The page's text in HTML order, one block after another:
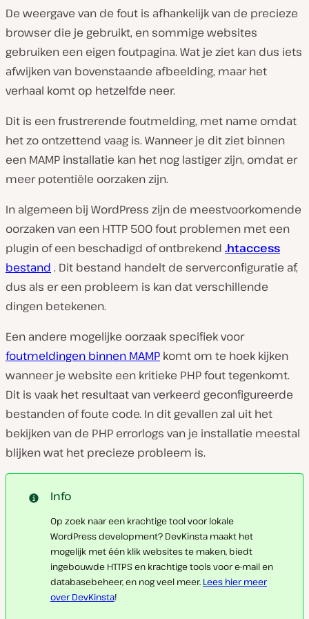
De weergave van de fout is afhankelijk van de precieze
browser die je gebruikt, en sommige websites
gebruiken een eigen foutpagina. Wat je ziet kan dus iets
afwijken van bovenstaande afbeelding, maar het
verhaal komt op hetzelfde neer.
Dit is een frustrerende foutmelding, met name omdat
het zo ontzettend vaag is. Wanneer je dit ziet binnen
een MAMP installatie kan het nog lastiger zijn, omdat er
meer potentiële oorzaken zijn.
In algemeen bij WordPress zijn de meestvoorkomende
oorzaken van een HTTP 500 fout problemen met een
plugin of een beschadigd of ontbrekend .htaccess
bestand . Dit bestand handelt de serverconfiguratie af,
dus als er een probleem is kan dat verschillende
dingen betekenen.
Een andere mogelijke oorzaak specifiek voor
foutmeldingen binnen MAMP komt om te hoek kijken
wanneer je website een kritieke PHP fout tegenkomt.
Dit is vaak het resultaat van verkeerd geconfigureerde
bestanden of foute code. In dit gevallen zal uit het
bekijken van de PHP errorlogs van je installatie meestal
blijken wat het precieze probleem is.
Info
Op zoek naar een krachtige tool voor lokale
WordPress development? DevKinsta maakt het
mogelijk met één klik websites te maken, biedt
ingebouwde HTTPS en krachtige tools voor e-mail en
databasebeheer, en nog veel meer. Lees hier meer
over DevKinsta!